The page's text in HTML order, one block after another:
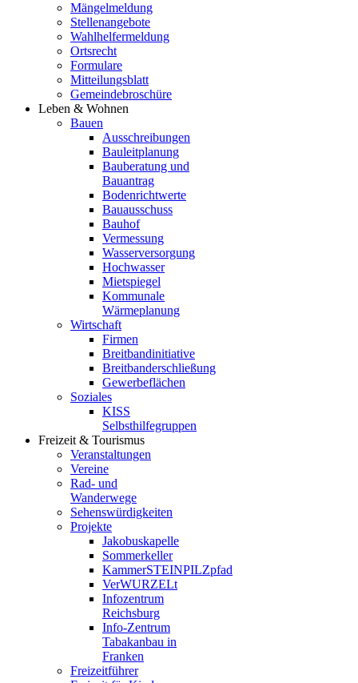
Mängelmeldung
Stellenangebote
Wahlhelfermeldung
Ortsrecht
Formulare
Mitteilungsblatt
Gemeindebroschüre
Leben & Wohnen
Bauen
Ausschreibungen
Bauleitplanung
Bauberatung und
Bauantrag
Bodenrichtwerte
Bauausschuss
Bauhof
Vermessung
Wasserversorgung
Hochwasser
Mietspiegel
Kommunale
Wärmeplanung
Wirtschaft
Firmen
Breitbandinitiative
Breitbanderschließung
Gewerbeflächen
Soziales
KISS
Selbsthilfegruppen
Freizeit & Tourismus
Veranstaltungen
Vereine
Rad- und
Wanderwege
Sehenswürdigkeiten
Projekte
Jakobuskapelle
Sommerkeller
KammerSTEINPILZpfad
VerWURZELt
Infozentrum
Reichsburg
Info-Zentrum
Tabakanbau in
Franken
Freizeitführer